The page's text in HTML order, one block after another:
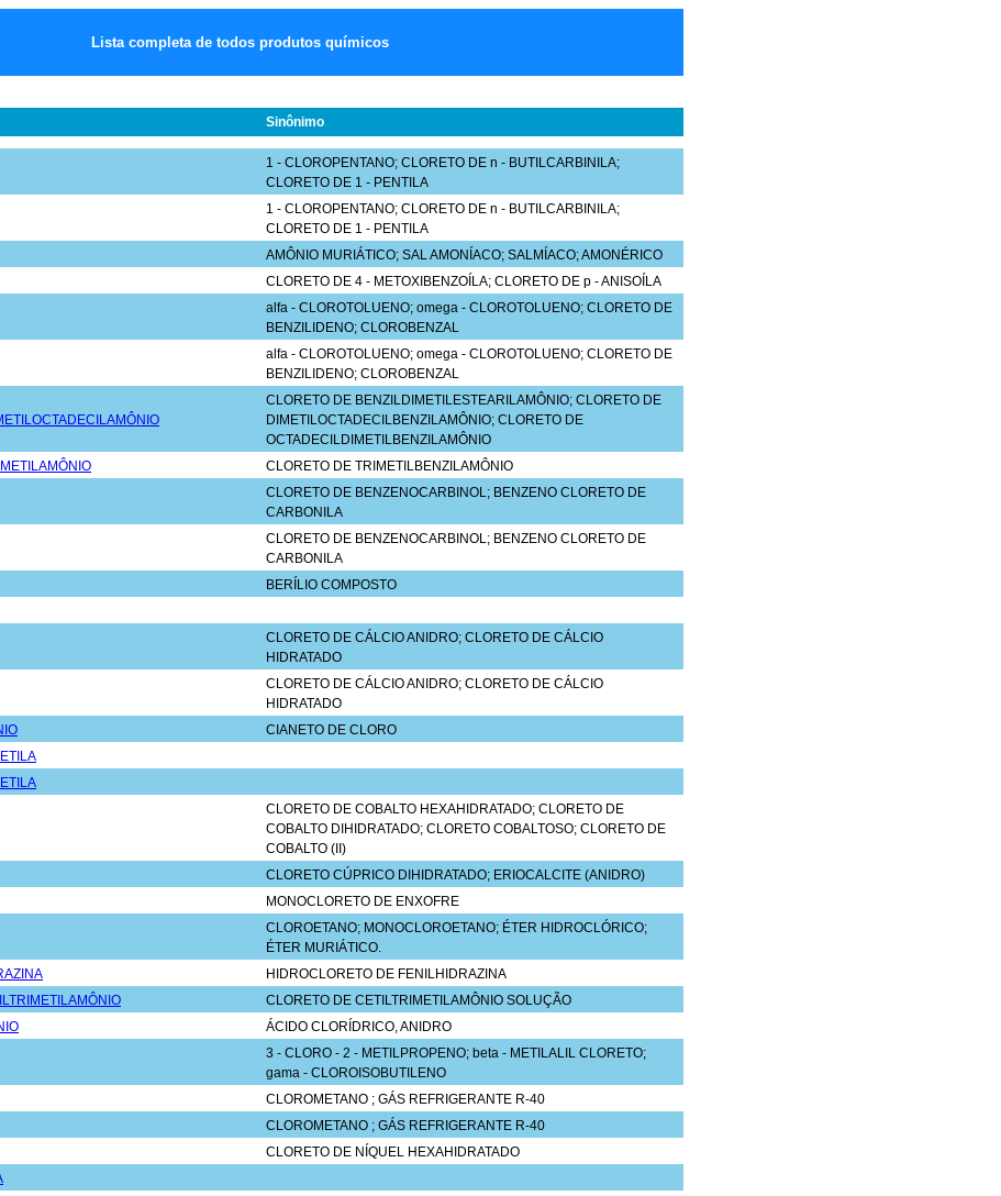
Lista completa de todos produtos químicos
Sinônimo
1 - CLOROPENTANO; CLORETO DE n - BUTILCARBINILA;
CLORETO DE 1 - PENTILA
1 - CLOROPENTANO; CLORETO DE n - BUTILCARBINILA;
CLORETO DE 1 - PENTILA
AMÔNIO MURIÁTICO; SAL AMONÍACO; SALMÍACO; AMONÉRICO
CLORETO DE 4 - METOXIBENZOÍLA; CLORETO DE p - ANISOÍLA
alfa - CLOROTOLUENO; omega - CLOROTOLUENO; CLORETO DE
BENZILIDENO; CLOROBENZAL
alfa - CLOROTOLUENO; omega - CLOROTOLUENO; CLORETO DE
BENZILIDENO; CLOROBENZAL
CLORETO DE BENZILDIMETILESTEARILAMÔNIO; CLORETO DE
DIMETILOCTADECILBENZILAMÔNIO; CLORETO DE
OCTADECILDIMETILBENZILAMÔNIO
CLORETO DE TRIMETILBENZILAMÔNIO
CLORETO DE BENZENOCARBINOL; BENZENO CLORETO DE
CARBONILA
CLORETO DE BENZENOCARBINOL; BENZENO CLORETO DE
CARBONILA
BERÍLIO COMPOSTO
CLORETO DE CÁLCIO ANIDRO; CLORETO DE CÁLCIO
HIDRATADO
CLORETO DE CÁLCIO ANIDRO; CLORETO DE CÁLCIO
HIDRATADO
CIANETO DE CLORO
CLORETO DE COBALTO HEXAHIDRATADO; CLORETO DE
COBALTO DIHIDRATADO; CLORETO COBALTOSO; CLORETO DE
COBALTO (II)
CLORETO CÚPRICO DIHIDRATADO; ERIOCALCITE (ANIDRO)
MONOCLORETO DE ENXOFRE
CLOROETANO; MONOCLOROETANO; ÉTER HIDROCLÓRICO;
ÉTER MURIÁTICO.
HIDROCLORETO DE FENILHIDRAZINA
CLORETO DE CETILTRIMETILAMÔNIO SOLUÇÃO
ÁCIDO CLORÍDRICO, ANIDRO
3 - CLORO - 2 - METILPROPENO; beta - METILALIL CLORETO;
gama - CLOROISOBUTILENO
CLOROMETANO ; GÁS REFRIGERANTE R-40
CLOROMETANO ; GÁS REFRIGERANTE R-40
CLORETO DE NÍQUEL HEXAHIDRATADO